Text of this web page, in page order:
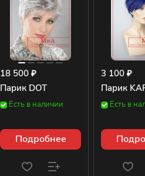
18 500 ₽
Парик DOT
Есть в наличии
Подробнее
3 100 ₽
Парик
Есть в